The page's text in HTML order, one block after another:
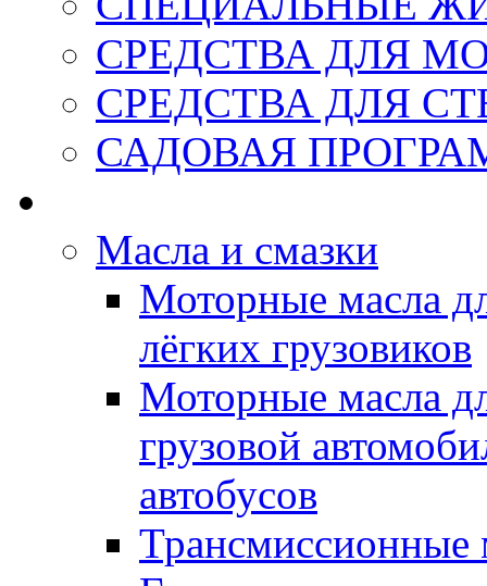
СРЕДСТВА ДЛЯ
СРЕДСТВА ДЛЯ
САДОВАЯ
Масла и смазки
Моторные масла
лёгких грузовиков
Моторные масла
грузовой
автобусов
Трансмиссионные